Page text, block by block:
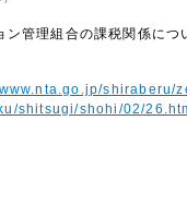
ン管理組合の課税関係につ
shiraberu/
shitsugi/shohi/02/